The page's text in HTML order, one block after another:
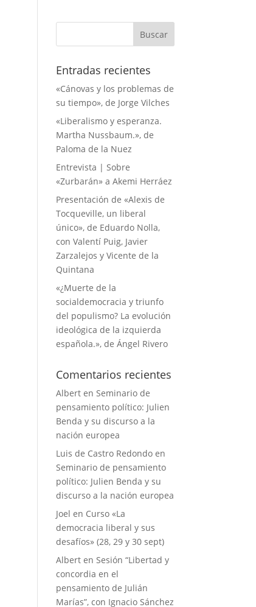
Entradas recientes
«Cánovas y los problemas de
su tiempo», de Jorge Vilches
«Liberalismo y esperanza.
Martha Nussbaum.», de
Paloma de la Nuez
Entrevista | Sobre
«Zurbarán» a Akemi Herráez
Presentación de «Alexis de
Tocqueville, un liberal
único», de Eduardo Nolla,
con Valentí Puig, Javier
Zarzalejos y Vicente de la
Quintana
«¿Muerte de la
socialdemocracia y triunfo
del populismo? La evolución
ideológica de la izquierda
española.», de Ángel Rivero
Comentarios recientes
Albert enSeminario de
pensamiento político: Julien
Benda y su discurso a la
nación europea
Luis de Castro Redondo en
Seminario de pensamiento
político: Julien Benda y su
discurso a la nación europea
Joel en Curso «La
democracia liberal y sus
desafíos» (28, 29 y 30 sept)
Albert enSesión “Libertad y
concordia en el
pensamiento de Julián
Marías”, con Ignacio Sánchez